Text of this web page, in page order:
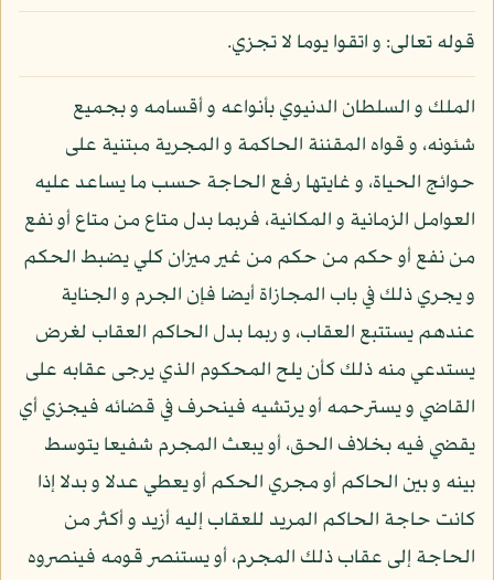
قوله تعالى: و اتقوا يوما لا تجزي.
الملك و السلطان الدنيوي بأنواعه و أقسامه و بجميع
شئونه، و قواه المقننة الحاكمة و المجرية مبتنية على
حوائج الحياة، و غايتها رفع الحاجة حسب ما يساعد عليه
العوامل الزمانية و المكانية، فربما بدل متاع من متاع أو نفع
من نفع أو حكم من حكم من غير ميزان كلي يضبط الحكم
و يجري ذلك في باب المجازاة أيضا فإن الجرم و الجناية
عندهم يستتبع العقاب، و ربما بدل الحاكم العقاب لغرض
يستدعي منه ذلك كأن يلح المحكوم الذي يرجى عقابه على
القاضي و يسترحمه أو يرتشيه فينحرف في قضائه فيجزي أي
يقضي فيه بخلاف الحق، أو يبعث المجرم شفيعا يتوسط
بينه و بين الحاكم أو مجري الحكم أو يعطي عدلا و بدلا إذا
كانت حاجة الحاكم المريد للعقاب إليه أزيد و أكثر من
الحاجة إلى عقاب ذلك المجرم، أو يستنصر قومه فينصروه